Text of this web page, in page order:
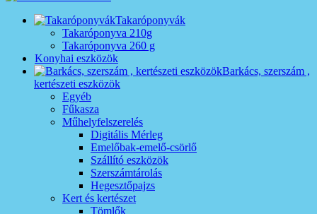
Takaróponyvák
Takaróponyva 210g
Takaróponyva 260 g
Konyhai eszközök
Barkács, szerszám ,
kertészeti eszközök
Egyéb
Fűkasza
Műhelyfelszerelés
Digitális Mérleg
Emelőbak-emelő-csörlő
Szállító eszközök
Szerszámtárolás
Hegesztőpajzs
Kert és kertészet
Tömlők